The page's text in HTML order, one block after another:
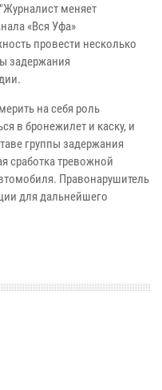
меняет
«Вся Уфа»
провести несколько
задержания
на себя роль
в бронежилет и каску, и
группы задержания
сработка тревожной
Правонарушитель
для дальнейшего